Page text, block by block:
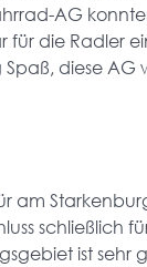
AG
für die Radler
diese
am
schließlich
ist sehr